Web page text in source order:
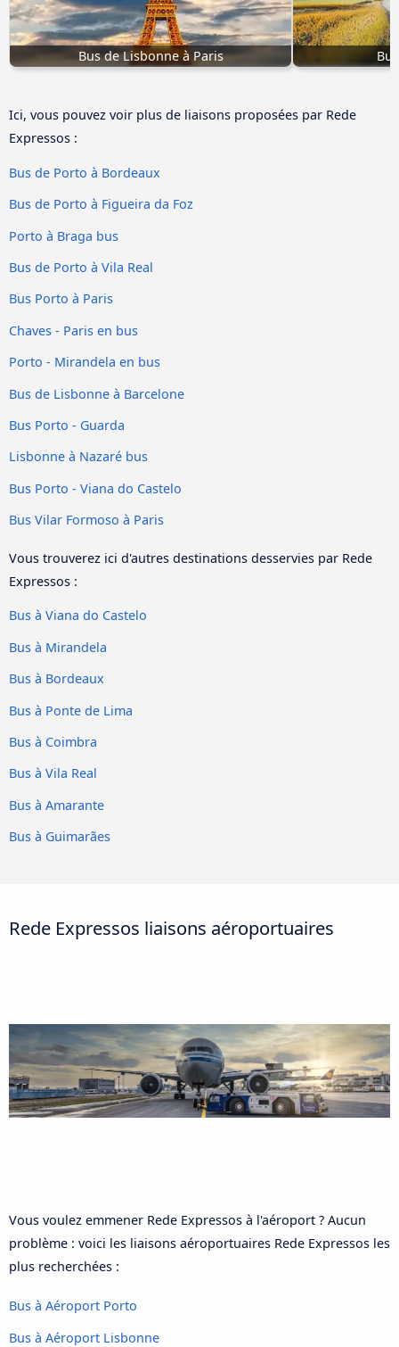
Bus de Lisbonne à Paris
Ici, vous pouvez voir plus de liaisons proposées par Rede
Expressos :
Bus de Porto à Bordeaux
Bus de Porto à Figueira da Foz
Porto à Braga bus
Bus de Porto à Vila Real
Bus Porto à Paris
Chaves - Paris en bus
Porto - Mirandela en bus
Bus de Lisbonne à Barcelone
Bus Porto - Guarda
Lisbonne à Nazaré bus
Bus Porto - Viana do Castelo
Bus Vilar Formoso à Paris
Vous trouverez ici d'autres destinations desservies par Rede
Expressos :
Bus à Viana do Castelo
Bus à Mirandela
Bus à Bordeaux
Bus à Ponte de Lima
Bus à Coimbra
Bus à Vila Real
Bus à Amarante
Bus à Guimarães
Rede Expressos liaisons aéroportuaires
Vous voulez emmener Rede Expressos à l'aéroport ? Aucun
problème : voici les liaisons aéroportuaires Rede Expressos les
plus recherchées :
Bus à Aéroport Porto
Bus à Aéroport Lisbonne